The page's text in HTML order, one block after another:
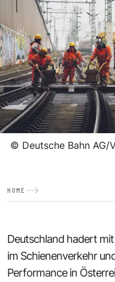
© Deutsche Bahn AG/
HOME
Deutschland hadert
im Schienenverkehr
Performance in